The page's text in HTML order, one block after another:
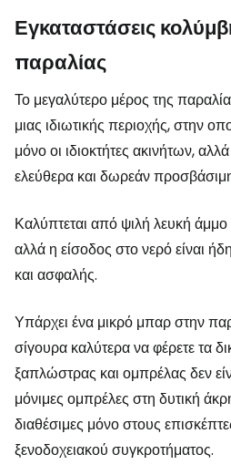
Εγκαταστάσεις
παραλίας
Το μεγαλύτερο μέρος της
μιας ιδιωτικής περιοχής, στην
μόνο οι ιδιοκτήτες ακινήτων,
ελεύθερα και δωρεάν
Καλύπτεται από ψιλή λευκή άμμο
αλλά η είσοδος στο νερό είναι
και ασφαλής.
Υπάρχει ένα μικρό μπαρ στην
σίγουρα καλύτερα να φέρετε τα
ξαπλώστρας και ομπρέλας δεν
μόνιμες ομπρέλες στη δυτική
διαθέσιμες μόνο στους
ξενοδοχειακού συγκροτήματος.